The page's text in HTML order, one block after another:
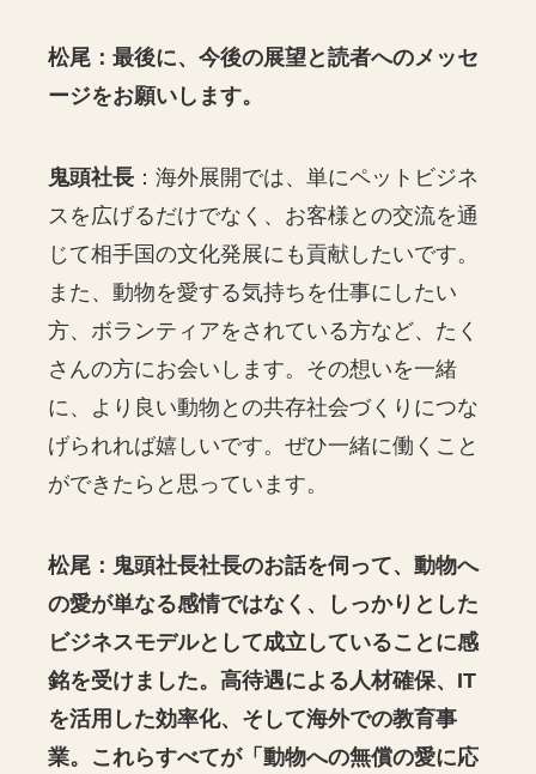
松尾：最後に、今後の展望と読者へのメッセ
ージをお願いします。
鬼頭社長 ：海外展開では、単にペットビジネ
スを広げるだけでなく、お客様との交流を通
じて相手国の文化発展にも貢献したいです。
また、動物を愛する気持ちを仕事にしたい
方、ボランティアをされている方など、たく
さんの方にお会いします。その想いを一緒
に、より良い動物との共存社会づくりにつな
げられれば嬉しいです。ぜひ一緒に働くこと
ができたらと思っています。
松尾：鬼頭社長社長のお話を伺って、動物へ
の愛が単なる感情ではなく、しっかりとした
ビジネスモデルとして成立していることに感
銘を受けました。高待遇による人材確保、IT
を活用した効率化、そして海外での教育事
業。これらすべてが「動物への無償の愛に応